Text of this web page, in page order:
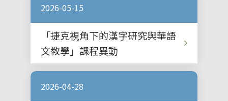
2026-05-15
「捷克視角下的漢字研究與華語
文教學」課程異動
2026-04-28